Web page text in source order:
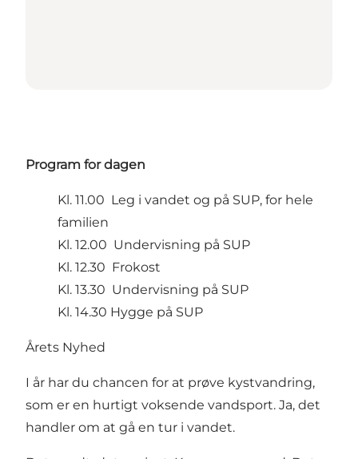
Program for dagen
Kl. 11.00 Leg i vandet og på SUP, for hele
familien
Kl. 12.00 Undervisning på SUP
Kl. 12.30 Frokost
Kl. 13.30 Undervisning på SUP
Kl. 14.30 Hygge på SUP
Årets Nyhed
I år har du chancen for at prøve kystvandring,
som er en hurtigt voksende vandsport. Ja, det
handler om at gå en tur i vandet.